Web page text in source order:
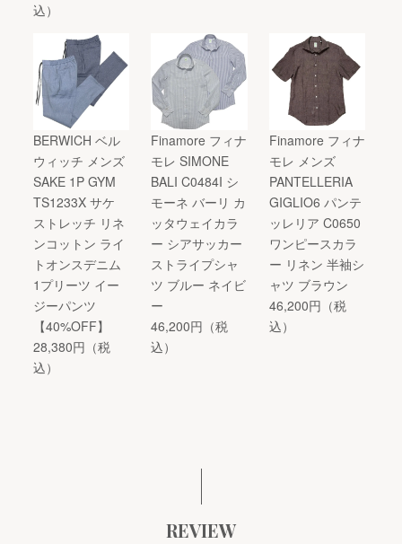
込）
BERWICH ベル
ウィッチ メンズ
SAKE 1P GYM
TS1233X サケ
ストレッチ リネ
ンコットン ライ
トオンスデニム
1プリーツ イー
ジーパンツ
【40%OFF】
28,380円（税
込）
Finamore フィナ
モレ SIMONE
BALI C0484I シ
モーネ バーリ カ
ッタウェイカラ
ー シアサッカー
ストライプシャ
ツ ブルー ネイビ
ー
46,200円（税
込）
Finamore フィナ
モレ メンズ
PANTELLERIA
GIGLIO6 パンテ
ッレリア C0650
ワンピースカラ
ー リネン 半袖シ
ャツ ブラウン
46,200円（税
込）
REVIEW